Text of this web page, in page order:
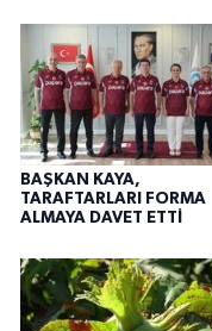
BAŞKAN KAYA,
TARAFTARLARI FORMA
ALMAYA DAVET ETTİ